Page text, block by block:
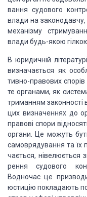
вання судового
вла­ди на
ме­ханізму
влади будь-якою
В юридичній
визначається як
тивно-правових
те органами, як
триманням
цих визначеннях до
правові спори
органи. Це можуть
самоврядування та їх
чається, нівелюється
рення судового
Водночас це
юстицію пок­ладають